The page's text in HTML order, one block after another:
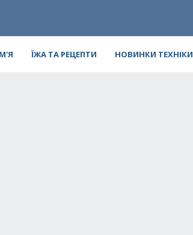
ЇЖА ТА РЕЦЕПТИ НОВИНКИ ТЕХНІКИ